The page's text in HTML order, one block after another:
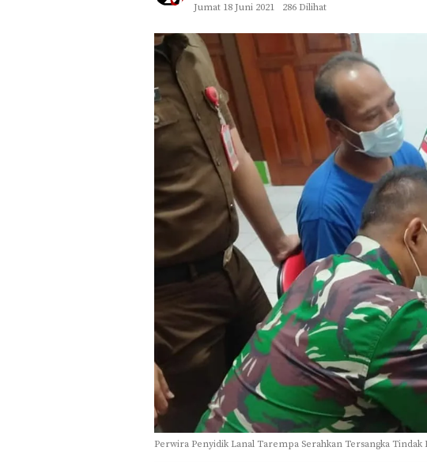
Jumat 18 Juni 2021
286 Dilihat
Perwira Penyidik Lanal Tarempa Serahkan Tersangka Tindak